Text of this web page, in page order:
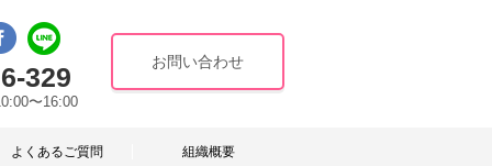
329
〜16:00
お問い合わせ
よくあるご質問 組織概要